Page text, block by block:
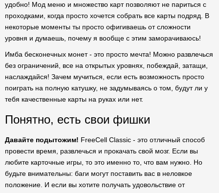
удобно! Мод меню и множество карт позволяют не париться с
проходками, когда просто хочется собрать все карты подряд. В
некоторые моменты ты просто офигиваешь от сложности
уровня и думаешь, почему я вообще с этим заморачиваюсь!
Имба бесконечных монет - это просто мечта! Можно развлечься
без ограничений, все на открытых уровнях, побеждай, затащи,
наслаждайся! Зачем мучиться, если есть возможность просто
поиграть на полную катушку, не задумываясь о том, будут ли у
тебя качественные карты на руках или нет.
Понятно, есть свои фишки
Давайте подытожим! FreeCell Classic - это отличный способ
провести время, развлечься и прокачать свой мозг. Если вы
любите карточные игры, то это именно то, что вам нужно. Но
будьте внимательны: баги могут поставить вас в неловкое
положение. И если вы хотите получать удовольствие от